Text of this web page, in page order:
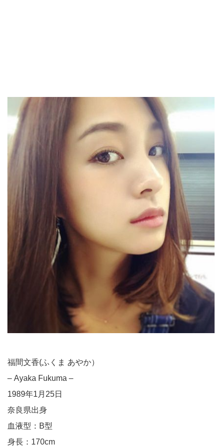
福間文香(ふくま あやか）
– Ayaka Fukuma –
1989年1月25日
奈良県出身
血液型：B型
身長：170cm